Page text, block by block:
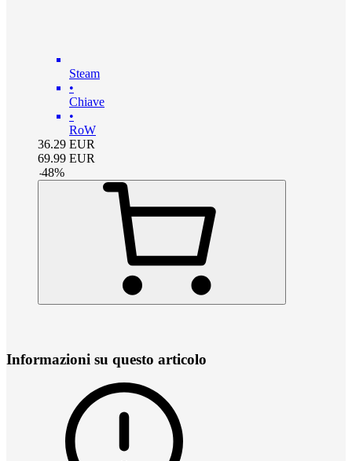
Steam
•
Chiave
•
RoW
36.29 EUR
69.99 EUR
-48%
Informazioni su questo articolo